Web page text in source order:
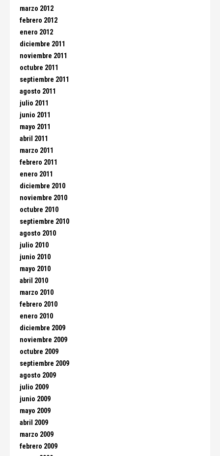
marzo 2012
febrero 2012
enero 2012
diciembre 2011
noviembre 2011
octubre 2011
septiembre 2011
agosto 2011
julio 2011
junio 2011
mayo 2011
abril 2011
marzo 2011
febrero 2011
enero 2011
diciembre 2010
noviembre 2010
octubre 2010
septiembre 2010
agosto 2010
julio 2010
junio 2010
mayo 2010
abril 2010
marzo 2010
febrero 2010
enero 2010
diciembre 2009
noviembre 2009
octubre 2009
septiembre 2009
agosto 2009
julio 2009
junio 2009
mayo 2009
abril 2009
marzo 2009
febrero 2009